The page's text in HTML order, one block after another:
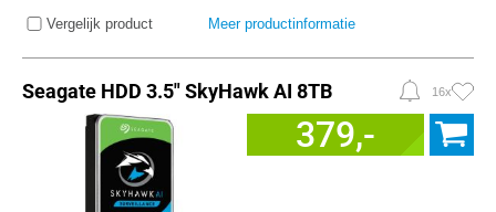
Vergelijk product Meer productinformatie
Seagate HDD 3.5" SkyHawk AI 8TB 16x
379,-